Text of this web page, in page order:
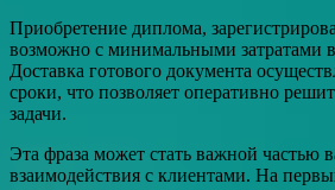
Приобретение диплома,
возможно с минимальными затратами
Доставка готового документа
сроки, что позволяет оперативно
задачи.
Эта фраза может стать важной частью
взаимодействия с клиентами. На